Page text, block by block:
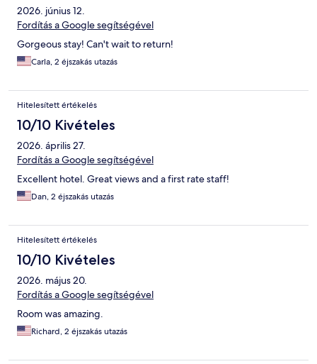
2026. június 12.
Fordítás a Google segítségével
Gorgeous stay! Can't wait to return!
Carla, 2 éjszakás utazás
Hitelesített értékelés
10/10 Kivételes
2026. április 27.
Fordítás a Google segítségével
Excellent hotel. Great views and a first rate staff!
Dan, 2 éjszakás utazás
Hitelesített értékelés
10/10 Kivételes
2026. május 20.
Fordítás a Google segítségével
Room was amazing.
Richard, 2 éjszakás utazás